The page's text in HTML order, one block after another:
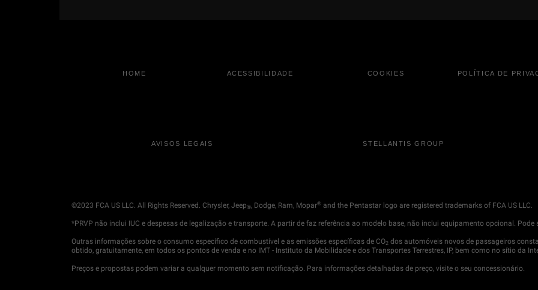
HOME ACESSIBILIDADE COOKIES POLÍTICA DE
AVISOS LEGAIS STELLANTIS GROUP
©2023 FCA US LLC. All Rights Reserved. Chrysler, Jeep®, Dodge, Ram, Mopar® and the Pentastar logo are registered trademarks of FCA US LLC.
*PRVP não inclui IUC e despesas de legalização e transporte. A partir de faz referência ao modelo base, não inclui equipamento opcional.
Outras informações sobre o consumo específico de combustível e as emissões específicas de CO2 dos automóveis novos de passageiros
obtido, gratuitamente, em todos os pontos de venda e no IMT - Instituto da Mobilidade e dos Transportes Terrestres, IP, bem como no sítio da
Preços e propostas podem variar a qualquer momento sem notificação. Para informações detalhadas de preço, visite o seu concessionário.